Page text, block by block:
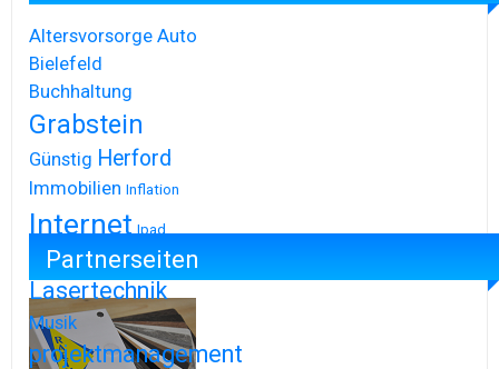
Altersvorsorge Auto
Bielefeld
Buchhaltung
Grabstein
Günstig Herford
Immobilien Inflation
Internet Ipad
Iphone
Lasertechnik
Musik
projektmanagement
Partnerseiten